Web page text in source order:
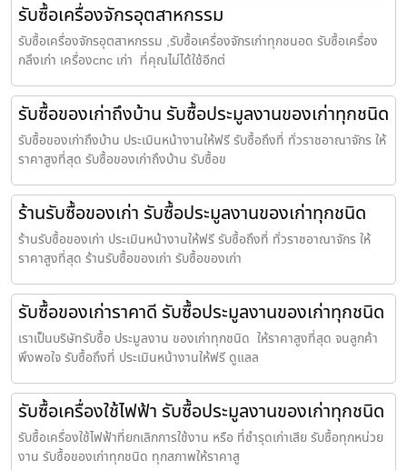
รับซื้อเครื่องจักรอุตสาหกรรม
รับซื้อเครื่องจักรอุตสาหกรรม ,รับซื้อเครื่องจักรเก่าทุกชนอด รับซื้อเครื่อง
กลึงเก่า เครื่องcnc เก่า ที่คุณไม่ได้ใช้อีกต่
รับซื้อของเก่าถึงบ้าน รับซื้อประมูลงานของเก่าทุกชนิด
รับซื้อของเก่าถึงบ้าน ประเมินหน้างานให้ฟรี รับซื้อถึงที่ ทั่วราชอาณาจักร ให้
ราคาสูงที่สุด รับซื้อของเก่าถึงบ้าน รับซื้อข
ร้านรับซื้อของเก่า รับซื้อประมูลงานของเก่าทุกชนิด
ร้านรับซื้อของเก่า ประเมินหน้างานให้ฟรี รับซื้อถึงที่ ทั่วราชอาณาจักร ให้
ราคาสูงที่สุด ร้านรับซื้อของเก่า รับซื้อของเก่า
รับซื้อของเก่าราคาดี รับซื้อประมูลงานของเก่าทุกชนิด
เราเป็นบริษัทรับซื้อ ประมูลงาน ของเก่าทุกชนิด ให้ราคาสูงที่สุด จนลูกค้า
พึงพอใจ รับซื้อถึงที่ ประเมินหน้างานให้ฟรี ดูแลล
รับซื้อเครื่องใช้ไฟฟ้า รับซื้อประมูลงานของเก่าทุกชนิด
รับซื้อเครื่องใช้ไฟฟ้าที่ยกเลิกการใช้งาน หรือ ที่ชำรุดเก่าเสีย รับซื้อทุกหน่วย
งาน รับซื้อของเก่าทุกชนิด ทุกสภาพให้ราคาสู